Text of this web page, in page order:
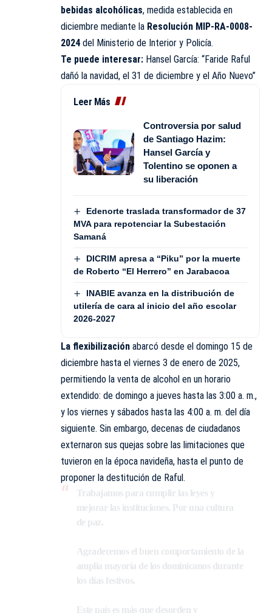
bebidas alcohólicas, medida establecida en
diciembre mediante la Resolución MIP-RA-0008-
2024 del Ministerio de Interior y Policía.
Te puede interesar: Hansel García: “Faride Raful
dañó la navidad, el 31 de diciembre y el Año Nuevo”
Leer Más
Controversia por salud
de Santiago Hazim:
Hansel García y
Tolentino se oponen a
su liberación
Edenorte traslada transformador de 37
MVA para repotenciar la Subestación
Samaná
DICRIM apresa a “Piku” por la muerte
de Roberto “El Herrero” en Jarabacoa
INABIE avanza en la distribución de
utilería de cara al inicio del año escolar
2026-2027
La flexibilización abarcó desde el domingo 15 de
diciembre hasta el viernes 3 de enero de 2025,
permitiendo la venta de alcohol en un horario
extendido: de domingo a jueves hasta las 3:00 a. m.,
y los viernes y sábados hasta las 4:00 a. m. del día
siguiente. Sin embargo, decenas de ciudadanos
externaron sus quejas sobre las limitaciones que
tuvieron en la época navideña, hasta el punto de
proponer la destitución de Raful.
Trabajamos para cumplir las leyes y
mejorar las instituciones. Por una cultura
de paz.
Agradecemos el buen comportamiento de la
amplia mayoría de los dominicanos durante
los días festivos.
Este país es más que desorden y